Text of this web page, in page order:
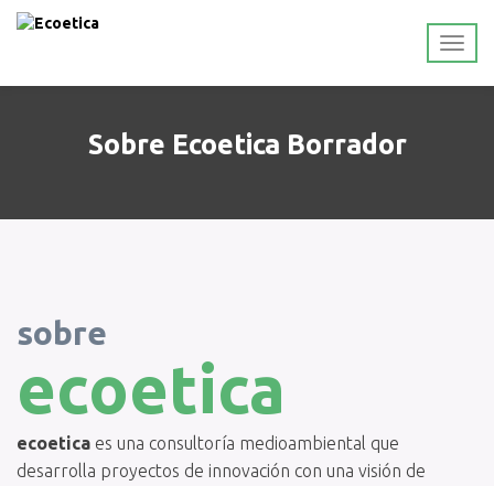
Sobre Ecoetica Borrador
sobre
ecoetica
ecoetica es una consultoría medioambiental que
desarrolla proyectos de innovación con una visión de